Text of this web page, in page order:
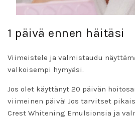
1 päivä ennen häitäsi
Viimeistele ja valmistaudu
valkoisempi hymyäsi.
Jos olet käyttänyt 20 päivän
viimeinen päivä! Jos tarvitset
Crest Whitening Emulsionsia ja